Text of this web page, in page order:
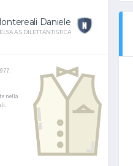
Daniele
A.S.DILETTANTISTICA
nella